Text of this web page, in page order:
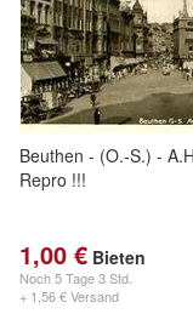
Beuthen - (O.-S.) -
Repro !!!
1,00 € Bieten
Noch5 Tage 3 Std.
+ 1,56 € Versand